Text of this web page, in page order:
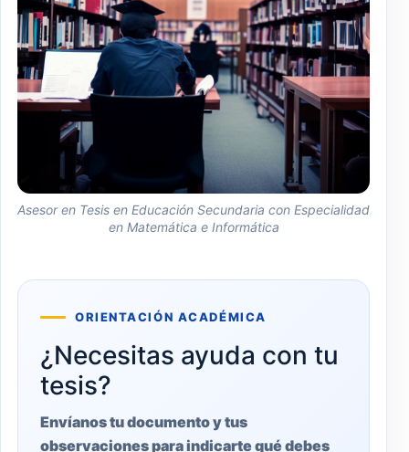
Asesor en Tesis en Educación Secundaria con Especialidad
en Matemática e Informática
ORIENTACIÓN ACADÉMICA
¿Necesitas ayuda con tu
tesis?
Envíanos tu documento y tus
observaciones para indicarte qué debes